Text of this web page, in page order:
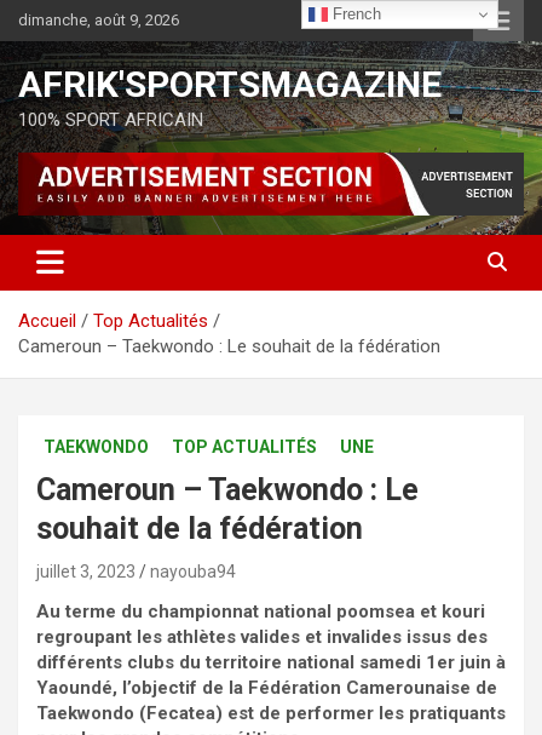
dimanche, août 9, 2026
AFRIK'SPORTSMAGAZINE
100% SPORT AFRICAIN
Accueil
Top Actualités
Cameroun – Taekwondo : Le souhait de la fédération
TAEKWONDO TOP ACTUALITÉS UNE
Cameroun – Taekwondo : Le
souhait de la fédération
juillet 3, 2023 nayouba94
Au terme du championnat national poomsea et kouri
regroupant les athlètes valides et invalides issus des
différents clubs du territoire national samedi 1er juin à
Yaoundé, l’objectif de la Fédération Camerounaise de
Taekwondo (Fecatea) est de performer les pratiquants
French